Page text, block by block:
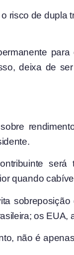
risco de
para
deixa de
quando
os
não é